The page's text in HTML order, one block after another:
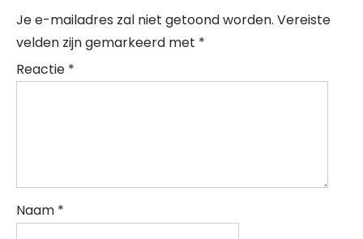
Je e-mailadres zal niet getoond worden. Vereiste
velden zijn gemarkeerd met *
Reactie *
Naam *